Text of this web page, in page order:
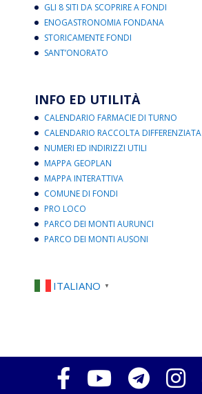
GLI 8 SITI DA SCOPRIRE A FONDI
ENOGASTRONOMIA FONDANA
STORICAMENTE FONDI
SANT’ONORATO
INFO ED UTILITÀ
CALENDARIO FARMACIE DI TURNO
CALENDARIO RACCOLTA DIFFERENZIATA
NUMERI ED INDIRIZZI UTILI
MAPPA GEOPLAN
MAPPA INTERATTIVA
COMUNE DI FONDI
PRO LOCO
PARCO DEI MONTI AURUNCI
PARCO DEI MONTI AUSONI
ITALIANO ▼